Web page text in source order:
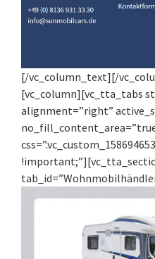
[/vc_column_text][/
[vc_column][vc_tta_tabs
alignment=”right”